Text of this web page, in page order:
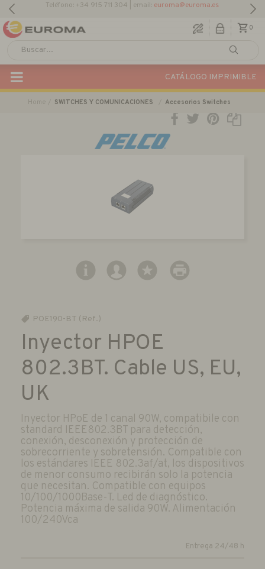
0
CATÁLOGO IMPRIMIBLE
Home SWITCHES Y COMUNICACIONES Accesorios Switches
POE190-BT (Ref.)
Inyector HPOE
802.3BT. Cable US, EU,
UK
Inyector HPoE de 1 canal 90W, compatibile con
standard IEEE802.3BT para detección,
conexión, desconexión y protección de
sobrecorriente y sobretensión. Compatible con
los estándares IEEE 802.3af/at, los dispositivos
de menor consumo recibirán solo la potencia
que necesitan. Compatible con equipos
10/100/1000Base-T. Led de diagnóstico.
Potencia máxima de salida 90W. Alimentación
100/240Vca
Entrega 24/48 h